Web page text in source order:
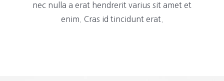
nec nulla a erat hendrerit varius sit amet et
enim. Cras id tincidunt erat.